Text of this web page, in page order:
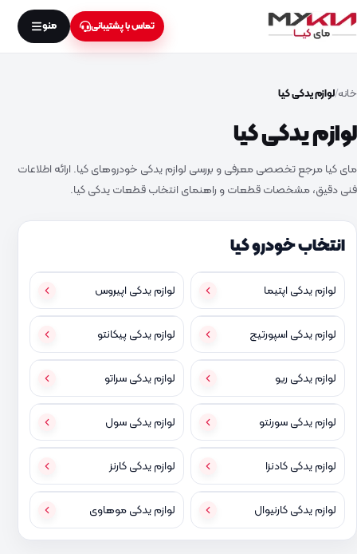
تماس با پشتیبانی منو
خانه لوازم یدکی کیا
لوازم یدکی کیا
مای کیا مرجع تخصصی معرفی و بررسی لوازم یدکی خودروهای کیا. ارائه اطلاعات
فنی دقیق، مشخصات قطعات و راهنمای انتخاب قطعات یدکی کیا.
انتخاب خودرو کیا
لوازم یدکی اپتیما لوازم یدکی اپیروس
لوازم یدکی اسپورتیج لوازم یدکی پیکانتو
لوازم یدکی ریو لوازم یدکی سراتو
لوازم یدکی سورنتو لوازم یدکی سول
لوازم یدکی کادنزا لوازم یدکی کارنز
لوازم یدکی کارنیوال لوازم یدکی موهاوی